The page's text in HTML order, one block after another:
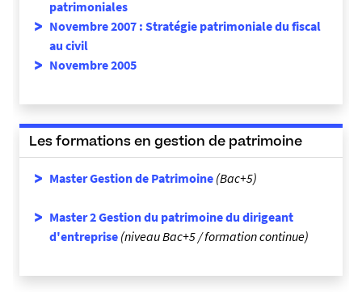
patrimoniales
Novembre 2007 : Stratégie patrimoniale du fiscal
au civil
Novembre 2005
Les formations en gestion de patrimoine
Master Gestion de Patrimoine (Bac+5)
Master 2 Gestion du patrimoine du dirigeant
d'entreprise (niveau Bac+5 / formation continue)